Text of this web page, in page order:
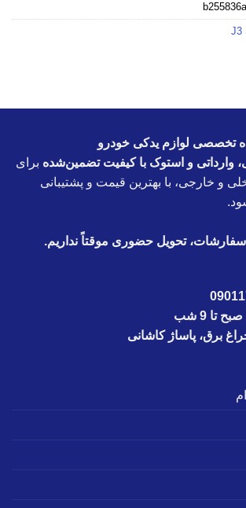
تخصصی لوازم یدکی خودرو
وارداتی و استوک با کیفیت تضمین‌شده برای
و خارجی، با بهترین قیمت و پشتیبانی
سفارشات، تحویل حضوری موقتاً نداریم.
برق، پاساژ کاشانی